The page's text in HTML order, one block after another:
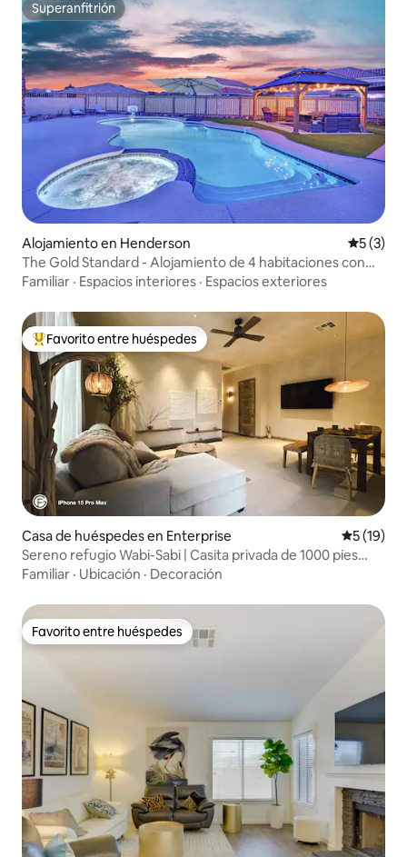
Superanfitrión
Superanfitrión
Alojamiento en Henderson
5 (3)
The Gold Standard - Alojamiento de 4 habitaciones con
piscina y zona de descanso
Familiar · Espacios interiores · Espacios exteriores
Favorito entre huéspedes preferido
Favorito entre huéspedes
Casa de huéspedes en Enterprise
5 (19)
Sereno refugio Wabi-Sabi | Casita privada de 1000 pies
cuadrados
Familiar · Ubicación · Decoración
Favorito entre huéspedes
Favorito entre huéspedes